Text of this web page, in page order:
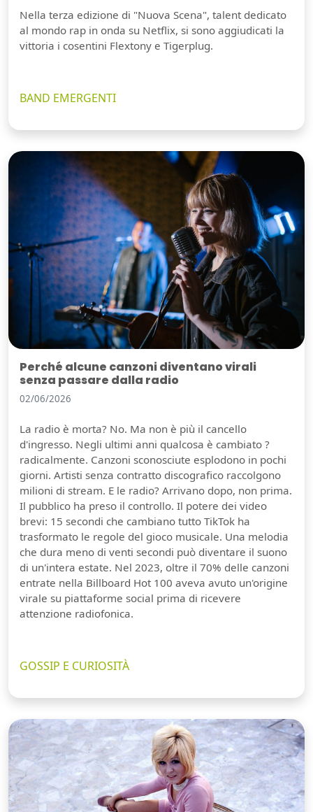
Nella terza edizione di "Nuova Scena", talent dedicato
al mondo rap in onda su Netflix, si sono aggiudicati la
vittoria i cosentini Flextony e Tigerplug.
BAND EMERGENTI
Perché alcune canzoni diventano virali
senza passare dalla radio
02/06/2026
La radio è morta? No. Ma non è più il cancello
d'ingresso. Negli ultimi anni qualcosa è cambiato ?
radicalmente. Canzoni sconosciute esplodono in pochi
giorni. Artisti senza contratto discografico raccolgono
milioni di stream. E le radio? Arrivano dopo, non prima.
Il pubblico ha preso il controllo. Il potere dei video
brevi: 15 secondi che cambiano tutto TikTok ha
trasformato le regole del gioco musicale. Una melodia
che dura meno di venti secondi può diventare il suono
di un'intera estate. Nel 2023, oltre il 70% delle canzoni
entrate nella Billboard Hot 100 aveva avuto un'origine
virale su piattaforme social prima di ricevere
attenzione radiofonica.
GOSSIP E CURIOSITÀ